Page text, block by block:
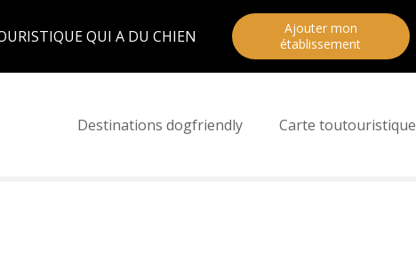
QUI A DU CHIEN
Ajouter mon
établissement
Destinations dogfriendly Carte toutouristique